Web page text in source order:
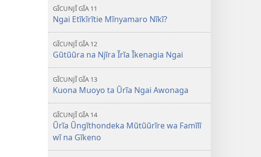
GĨCUNJĨ GĨA 11
Ngai Etĩkĩrĩtie Mĩnyamaro Nĩkĩ?
GĨCUNJĨ GĨA 12
Gũtũũra na Njĩra Ĩrĩa Ĩkenagia Ngai
GĨCUNJĨ GĨA 13
Kuona Muoyo ta Ũrĩa Ngai Awonaga
GĨCUNJĨ GĨA 14
Ũrĩa Ũngĩthondeka Mũtũũrĩre wa Famĩlĩ
wĩ na Gĩkeno